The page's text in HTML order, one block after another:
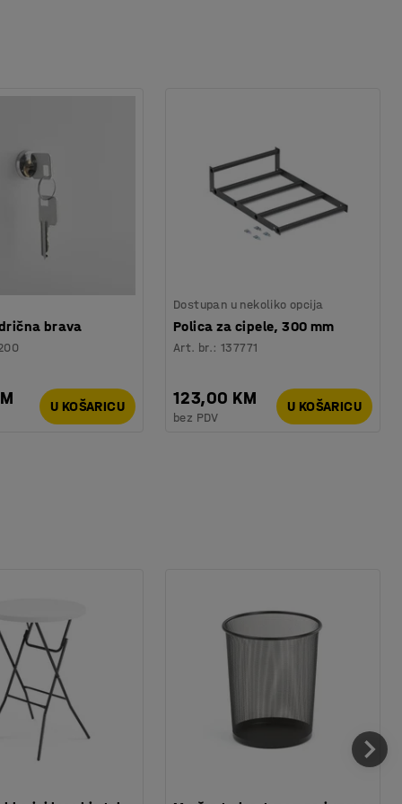
brava
U KOŠARICU
Dostupan u nekoliko opcija
Polica za cipele, 300 mm
Art. br.:137771
123,00 KM
bez PDV
U KOŠARICU